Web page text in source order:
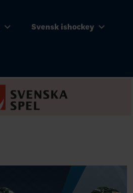
Svensk ishockey